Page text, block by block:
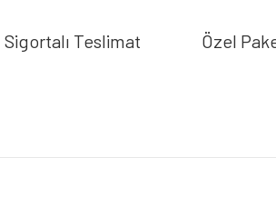
Sigortalı Teslimat Özel